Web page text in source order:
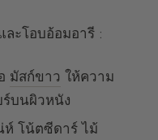
ะโอบอ้อมอารี :
มัสก์ขาว ให้ความ
บนผิวหนัง
ห์ โน้ตซีดาร์ ไม้